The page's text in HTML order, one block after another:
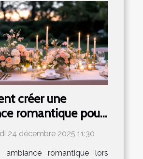
créer une
romantique pour
de mariage
24 décembre 2025 11:30
ambiance romantique lors